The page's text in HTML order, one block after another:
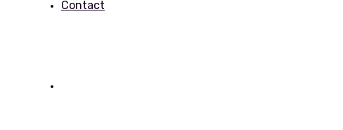
Contact